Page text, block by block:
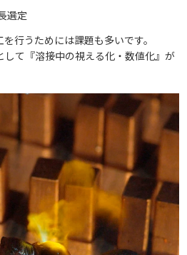
選定
行うためには課題も多いです。
して『溶接中の視える化・数値化』が